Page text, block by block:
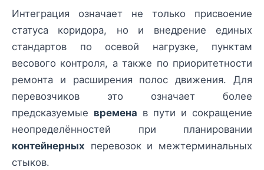
Интеграция означает не только присвоение
статуса коридора, но и внедрение единых
стандартов по осевой нагрузке, пунктам
весового контроля, а также по приоритетности
ремонта и расширения полос движения. Для
перевозчиков это означает более
предсказуемые времена в пути и сокращение
неопределённостей при планировании
контейнерных перевозок и межтерминальных
стыков.